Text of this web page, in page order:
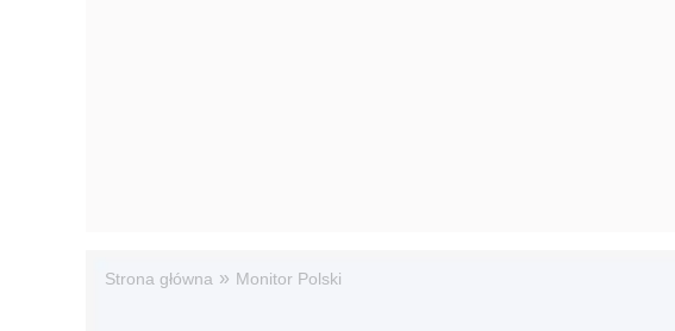
Strona główna » Monitor Polski